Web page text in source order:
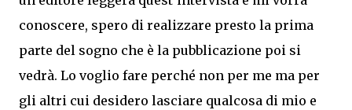
conoscere, spero di realizzare presto la prima
parte del sogno che è la pubblicazione poi si
vedrà. Lo voglio fare perché non per me ma per
gli altri cui desidero lasciare qualcosa di mio e